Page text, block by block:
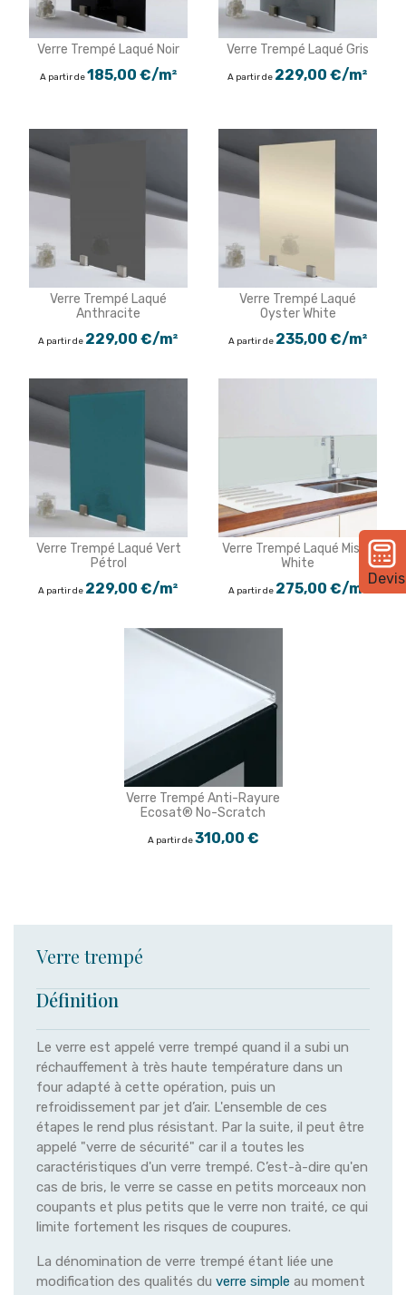
Devis
Verre Trempé Laqué Noir
A partir de185,00 €/m²
Verre Trempé Laqué Gris
A partir de 229,00 €/m²
Verre Trempé Laqué
Anthracite
A partir de 229,00 €/m²
Verre Trempé Laqué
Oyster White
A partir de 235,00 €/m²
Verre Trempé Laqué Vert
Pétrol
A partir de 229,00 €/m²
Verre Trempé Laqué Misty
White
A partir de 275,00 €/m²
Verre Trempé Anti-Rayure
Ecosat® No-Scratch
A partir de310,00 €
Verre trempé
Définition
Le verre est appelé verre trempé quand il a subi un
réchauffement à très haute température dans un
four adapté à cette opération, puis un
refroidissement par jet d’air. L'ensemble de ces
étapes le rend plus résistant. Par la suite, il peut être
appelé "verre de sécurité" car il a toutes les
caractéristiques d'un verre trempé. C’est-à-dire qu'en
cas de bris, le verre se casse en petits morceaux non
coupants et plus petits que le verre non traité, ce qui
limite fortement les risques de coupures.
La dénomination de verre trempé étant liée une
modification des qualités du verre simple au moment